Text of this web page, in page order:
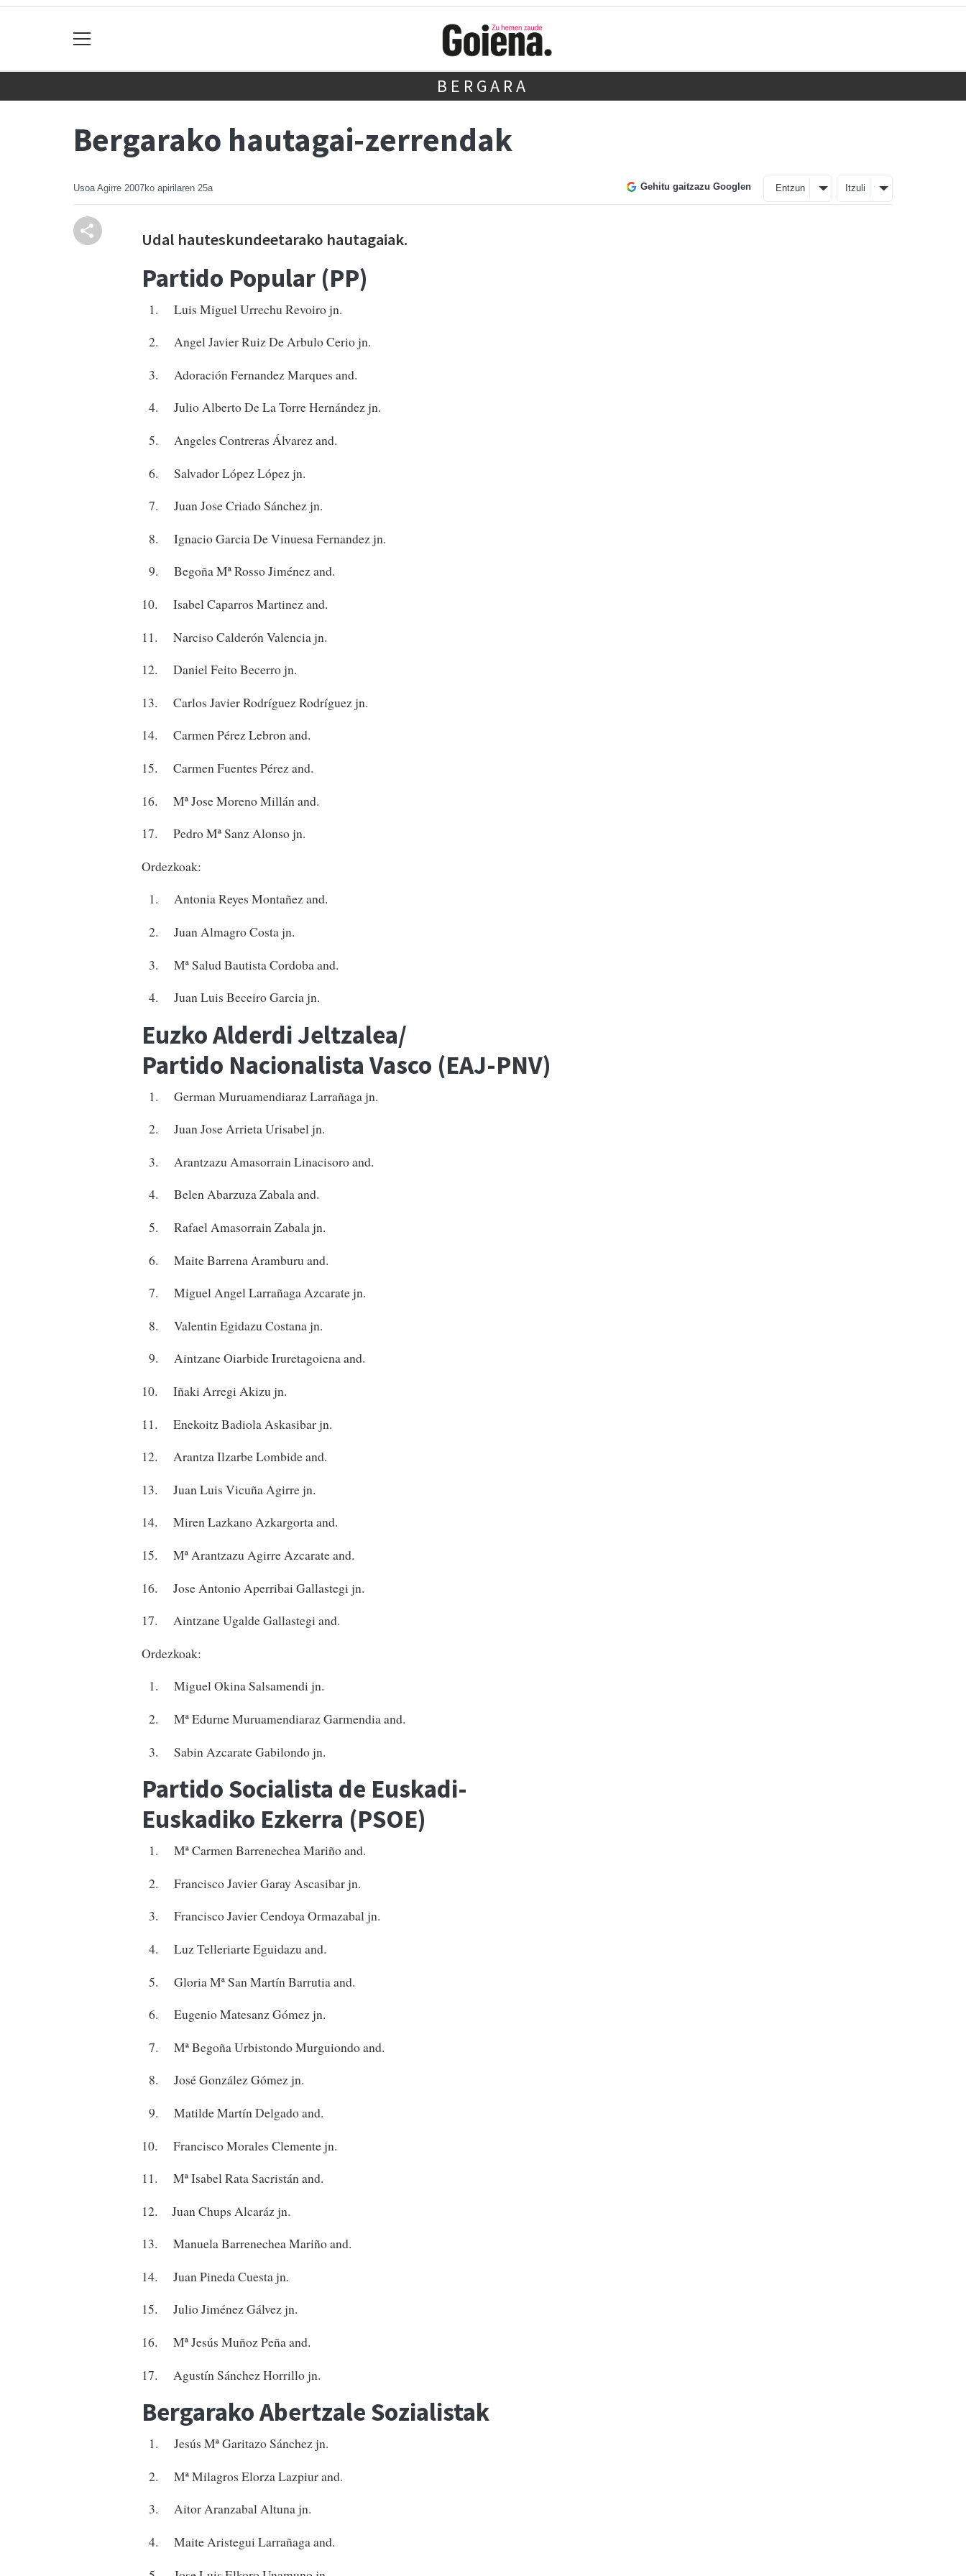
BERGARA
Bergarako hautagai-zerrendak
Usoa Agirre 2007ko apirilaren 25a Gehitu gaitzazu Googlen Entzun Itzuli
Udal hauteskundeetarako hautagaiak.
Partido Popular (PP)
1. Luis Miguel Urrechu Revoiro jn.
2. Angel Javier Ruiz De Arbulo Cerio jn.
3. Adoración Fernandez Marques and.
4. Julio Alberto De La Torre Hernández jn.
5. Angeles Contreras Álvarez and.
6. Salvador López López jn.
7. Juan Jose Criado Sánchez jn.
8. Ignacio Garcia De Vinuesa Fernandez jn.
9. Begoña Mª Rosso Jiménez and.
10. Isabel Caparros Martinez and.
11. Narciso Calderón Valencia jn.
12. Daniel Feito Becerro jn.
13. Carlos Javier Rodríguez Rodríguez jn.
14. Carmen Pérez Lebron and.
15. Carmen Fuentes Pérez and.
16. Mª Jose Moreno Millán and.
17. Pedro Mª Sanz Alonso jn.
Ordezkoak:
1. Antonia Reyes Montañez and.
2. Juan Almagro Costa jn.
3. Mª Salud Bautista Cordoba and.
4. Juan Luis Beceiro Garcia jn.
Euzko Alderdi Jeltzalea/
Partido Nacionalista Vasco (EAJ-PNV)
1. German Muruamendiaraz Larrañaga jn.
2. Juan Jose Arrieta Urisabel jn.
3. Arantzazu Amasorrain Linacisoro and.
4. Belen Abarzuza Zabala and.
5. Rafael Amasorrain Zabala jn.
6. Maite Barrena Aramburu and.
7. Miguel Angel Larrañaga Azcarate jn.
8. Valentin Egidazu Costana jn.
9. Aintzane Oiarbide Iruretagoiena and.
10. Iñaki Arregi Akizu jn.
11. Enekoitz Badiola Askasibar jn.
12. Arantza Ilzarbe Lombide and.
13. Juan Luis Vicuña Agirre jn.
14. Miren Lazkano Azkargorta and.
15. Mª Arantzazu Agirre Azcarate and.
16. Jose Antonio Aperribai Gallastegi jn.
17. Aintzane Ugalde Gallastegi and.
Ordezkoak:
1. Miguel Okina Salsamendi jn.
2. Mª Edurne Muruamendiaraz Garmendia and.
3. Sabin Azcarate Gabilondo jn.
Partido Socialista de Euskadi-
Euskadiko Ezkerra (PSOE)
1. Mª Carmen Barrenechea Mariño and.
2. Francisco Javier Garay Ascasibar jn.
3. Francisco Javier Cendoya Ormazabal jn.
4. Luz Telleriarte Eguidazu and.
5. Gloria Mª San Martín Barrutia and.
6. Eugenio Matesanz Gómez jn.
7. Mª Begoña Urbistondo Murguiondo and.
8. José González Gómez jn.
9. Matilde Martín Delgado and.
10. Francisco Morales Clemente jn.
11. Mª Isabel Rata Sacristán and.
12. Juan Chups Alcaráz jn.
13. Manuela Barrenechea Mariño and.
14. Juan Pineda Cuesta jn.
15. Julio Jiménez Gálvez jn.
16. Mª Jesús Muñoz Peña and.
17. Agustín Sánchez Horrillo jn.
Bergarako Abertzale Sozialistak
1. Jesús Mª Garitazo Sánchez jn.
2. Mª Milagros Elorza Lazpiur and.
3. Aitor Aranzabal Altuna jn.
4. Maite Aristegui Larrañaga and.